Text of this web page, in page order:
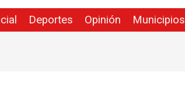
Deportes Opinión Municipios